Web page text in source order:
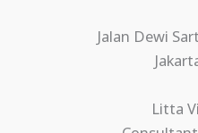
Jalan Dewi
Litta